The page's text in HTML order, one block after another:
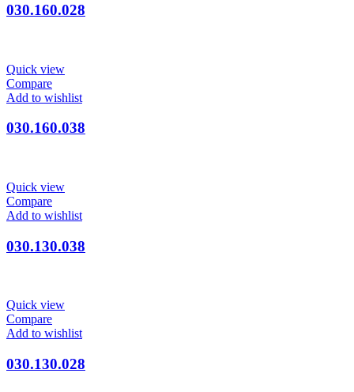
030.160.028
Quick view
Compare
Add to wishlist
030.160.038
Quick view
Compare
Add to wishlist
030.130.038
Quick view
Compare
Add to wishlist
030.130.028